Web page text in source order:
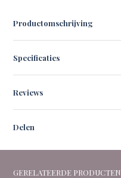
Productomschrijving
Specificaties
Reviews
Delen
GERELATEERDE PRODUCTEN